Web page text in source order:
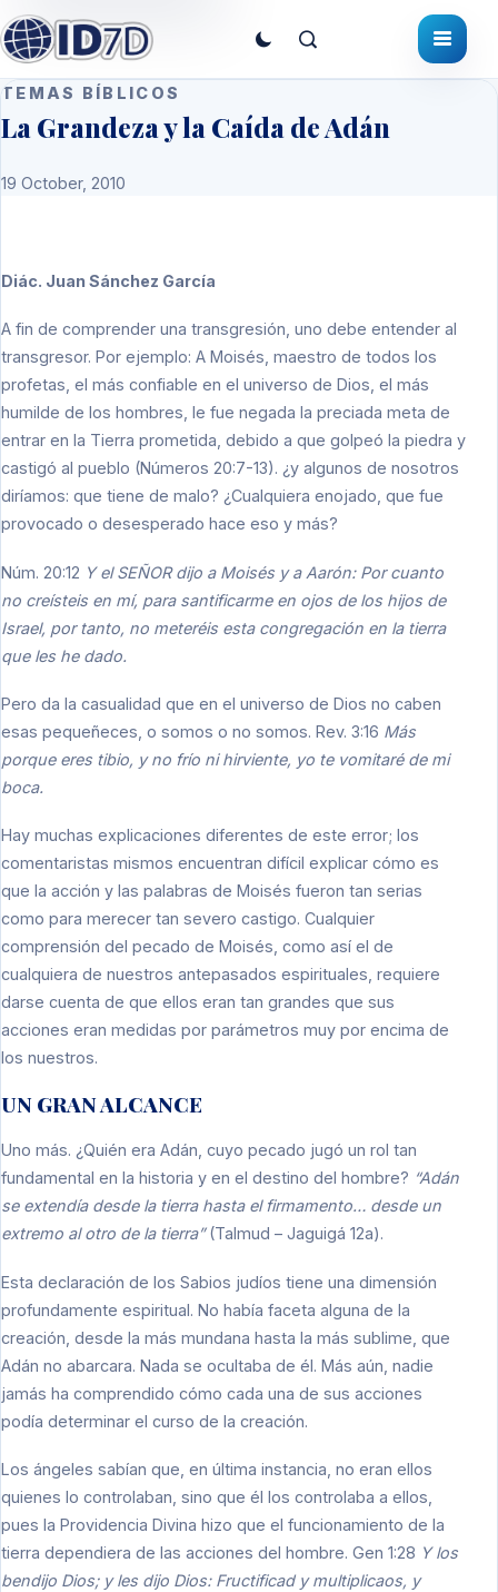
TEMAS BÍBLICOS
La Grandeza y la Caída de Adán
19 October, 2010
Diác. Juan Sánchez García
A fin de comprender una transgresión, uno debe entender al
transgresor. Por ejemplo: A Moisés, maestro de todos los
profetas, el más confiable en el universo de Dios, el más
humilde de los hombres, le fue negada la preciada meta de
entrar en la Tierra prometida, debido a que golpeó la piedra y
castigó al pueblo (Números 20:7-13). ¿y algunos de nosotros
diríamos: que tiene de malo? ¿Cualquiera enojado, que fue
provocado o desesperado hace eso y más?
Núm. 20:12 Y el SEÑOR dijo a Moisés y a Aarón: Por cuanto
no creísteis en mí, para santificarme en ojos de los hijos de
Israel, por tanto, no meteréis esta congregación en la tierra
que les he dado.
Pero da la casualidad que en el universo de Dios no caben
esas pequeñeces, o somos o no somos. Rev. 3:16 Más
porque eres tibio, y no frío ni hirviente, yo te vomitaré de mi
boca.
Hay muchas explicaciones diferentes de este error; los
comentaristas mismos encuentran difícil explicar cómo es
que la acción y las palabras de Moisés fueron tan serias
como para merecer tan severo castigo. Cualquier
comprensión del pecado de Moisés, como así el de
cualquiera de nuestros antepasados espirituales, requiere
darse cuenta de que ellos eran tan grandes que sus
acciones eran medidas por parámetros muy por encima de
los nuestros.
UN GRAN ALCANCE
Uno más. ¿Quién era Adán, cuyo pecado jugó un rol tan
fundamental en la historia y en el destino del hombre? “Adán
se extendía desde la tierra hasta el firmamento… desde un
extremo al otro de la tierra”(Talmud – Jaguigá 12a).
Esta declaración de los Sabios judíos tiene una dimensión
profundamente espiritual. No había faceta alguna de la
creación, desde la más mundana hasta la más sublime, que
Adán no abarcara. Nada se ocultaba de él. Más aún, nadie
jamás ha comprendido cómo cada una de sus acciones
podía determinar el curso de la creación.
Los ángeles sabían que, en última instancia, no eran ellos
quienes lo controlaban, sino que él los controlaba a ellos,
pues la Providencia Divina hizo que el funcionamiento de la
tierra dependiera de las acciones del hombre. Gen 1:28 Y los
bendijo Dios; y les dijo Dios: Fructificad y multiplicaos, y